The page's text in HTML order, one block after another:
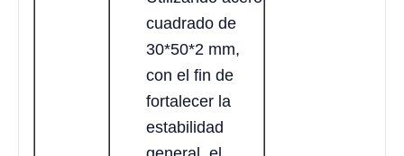
cuadrado de
30*50*2 mm,
con el fin de
fortalecer la
estabilidad